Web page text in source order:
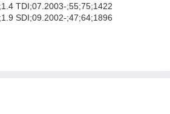
TDI;07.2003-;55;75;1422
SDI;09.2002-;47;64;1896